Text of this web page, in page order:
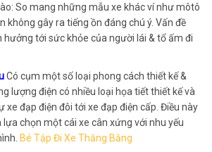
So mang những mẫu xe khác ví như môtô
không gây ra tiếng ồn đáng chú ý. Vấn đề
hưởng tới sức khỏe của người lái & tổ ấm đi
Có cụm một số loại phong cách thiết kế &
lượng điện có nhiều loại họa tiết thiết kế và
xe đạp điện đôi tới xe đạp điện cấp. Điều này
chọn một cái xe cân xứng với nhu yếu
Bé Tập Đi Xe Thăng Bằng